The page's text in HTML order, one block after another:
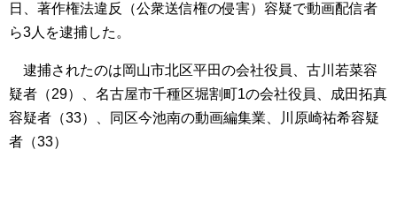
日、著作権法違反（公衆送信権の侵害）容疑で動画配信者
ら3人を逮捕した。
逮捕されたのは岡山市北区平田の会社役員、古川若菜容
疑者（29）、名古屋市千種区堀割町1の会社役員、成田拓真
容疑者（33）、同区今池南の動画編集業、川原崎祐希容疑
者（33）